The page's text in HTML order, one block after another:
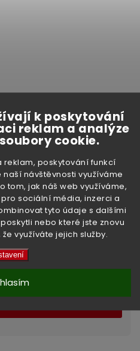
k poskytování
reklam a analýze
cookie.
reklam, poskytování funkcí
návštěvnosti využíváme
tom, jak náš web využíváme,
sociální média, inzerci a
tyto údaje s dalšími
nebo které jste znovu
využíváte jejich služby.
vám budeme zasílat
na našem e-shopu.
Vložením e-mailu souhlasíte s
osobních údajů